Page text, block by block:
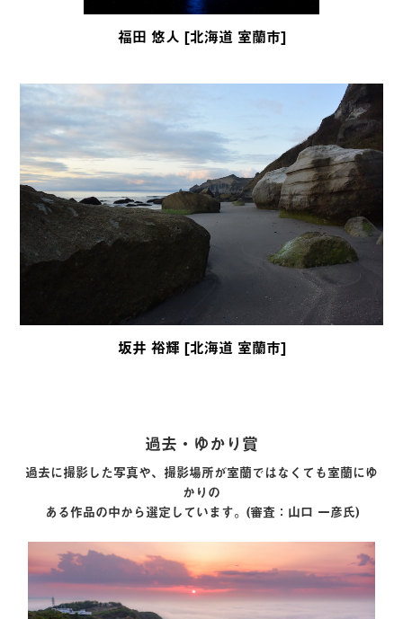
福田 悠人 [北海道 室蘭市]
坂井 裕輝 [北海道 室蘭市]
過去・ゆかり賞
過去に撮影した写真や、撮影場所が室蘭ではなくても室蘭にゆ
かりの
ある作品の中から選定しています。(審査：山口 一彦氏)